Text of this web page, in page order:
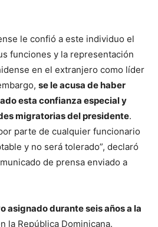
le confió a este individuo el
funciones y la representación
en el extranjero como líder
se le acusa de haber
esta confianza especial y
migratorias del presidente.
parte de cualquier funcionario
y no será tolerado”, declaró
de prensa enviado a
asignado durante seis años a la
la República Dominicana.